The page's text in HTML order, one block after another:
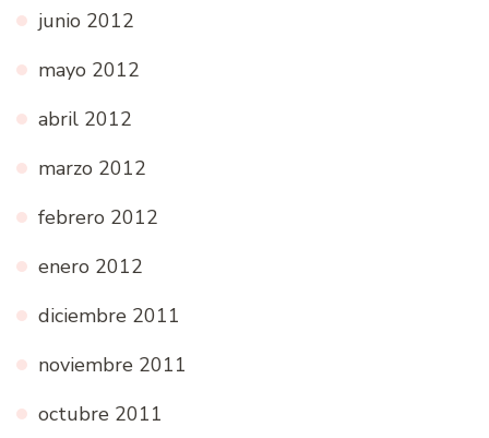
junio 2012
mayo 2012
abril 2012
marzo 2012
febrero 2012
enero 2012
diciembre 2011
noviembre 2011
octubre 2011